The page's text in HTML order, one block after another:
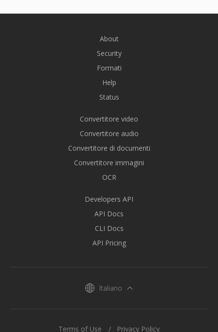
About
Security
Formati
Help
Status
Convertitore video
Convertitore audio
Convertitore di documenti
Convertitore immagini
OCR
Developers API
API Docs
CLI Docs
API Pricing
Italiano
Terms of Use Privacy Policy